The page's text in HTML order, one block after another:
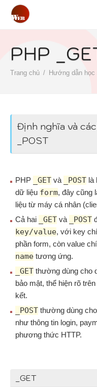
PHP
Trang chủ Hướng dẫn học
Định nghĩa và
_POST
PHP _GET và _POST là
dữ liệu form, đây cũng
liệu từ máy cá nhân
Cả hai
_GET và _POST
key/value, với key
phần form, còn value
name tương ứng.
_GET thường dùng cho
bảo mật, thể hiện rõ
kết.
_POST thường dùng
như thông tin login,
phương thức HTTP.
_GET